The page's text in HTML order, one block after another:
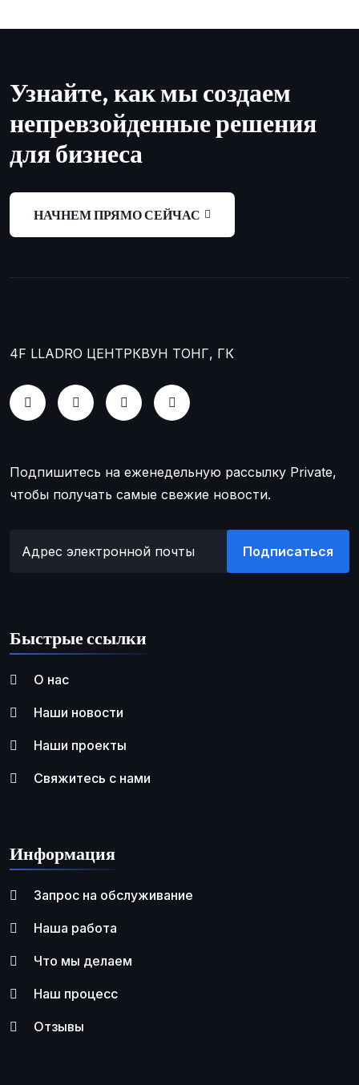
Узнайте, как мы создаем
непревзойденные решения
для бизнеса
НАЧНЕМ ПРЯМО СЕЙЧАС
4F LLADRO ЦЕНТРКВУН ТОНГ, ГК
Подпишитесь на еженедельную рассылку Private,
чтобы получать самые свежие новости.
Подписаться
Быстрые ссылки
О нас
Наши новости
Наши проекты
Свяжитесь с нами
Информация
Запрос на обслуживание
Наша работа
Что мы делаем
Наш процесс
Отзывы